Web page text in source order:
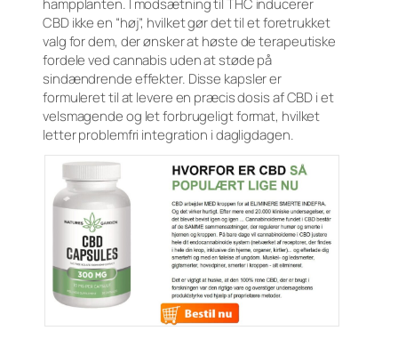
hampplanten. I modsætning til THC inducerer
CBD ikke en “høj”, hvilket gør det til et foretrukket
valg for dem, der ønsker at høste de terapeutiske
fordele ved cannabis uden at støde på
sindændrende effekter. Disse kapsler er
formuleret til at levere en præcis dosis af CBD i et
velsmagende og let forbrugeligt format, hvilket
letter problemfri integration i dagligdagen.